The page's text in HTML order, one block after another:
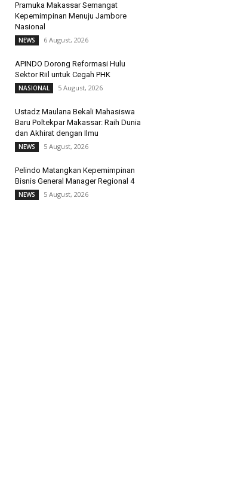
Pramuka Makassar Semangat
Kepemimpinan Menuju Jambore
Nasional
NEWS 6 August, 2026
APINDO Dorong Reformasi Hulu
Sektor Riil untuk Cegah PHK
NASIONAL 5 August, 2026
Ustadz Maulana Bekali Mahasiswa
Baru Poltekpar Makassar: Raih Dunia
dan Akhirat dengan Ilmu
NEWS 5 August, 2026
Pelindo Matangkan Kepemimpinan
Bisnis General Manager Regional 4
NEWS 5 August, 2026